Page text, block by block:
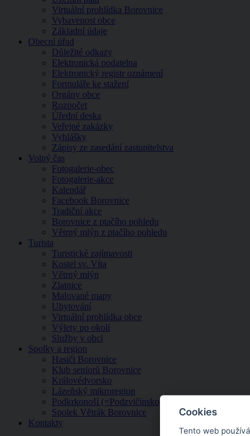
Virtuální prohlídka Borovnice
Vybavenost obce
Základní údaje
Obecní úřad
Důležité odkazy
Elektronická podatelna
Elektronický registr oznámení
Formuláře ke stažení
Orgány obce
Rozpočet
Úřední deska
Veřejné zakázky
Vyhlášky
Zápisy ze zasedání zastupitelstva
Volný čas
Fotogalerie-obec
Fotogalerie-akce
Kalendář
Facebook Borovnice
Tradiční akce
Borovnice z ptačího pohledu
Větrný mlýn z ptačího pohledu
Turista
Turistické zajímavosti
Kostel sv. Víta
Větrný mlýn
Zlatnice
Malované mapy
Ubytování
Virtuální prohlídka obce
Výlety po okolí
Služby v obci
Spolky a region
Hasiči Borovnice
Klub seniorů Borovnice
Královédvorsko
Lázeňský mikroregion
Podkrkonoší (=Podzvičinsko, z.s.)
Spolek Větrák Borovnice
Kontakty
Cookies
Tento web